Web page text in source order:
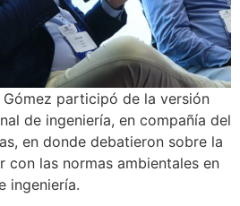
participó de la versión
de ingeniería, en compañía del
en donde debatieron sobre la
con las normas ambientales en
ingeniería.